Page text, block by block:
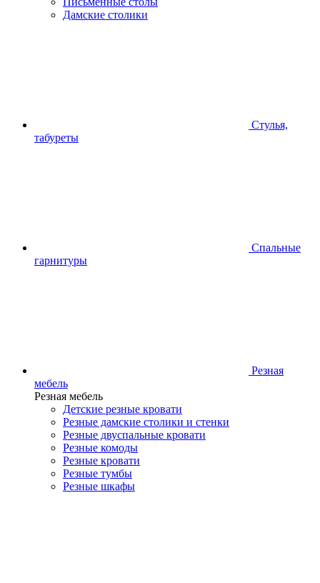
Дамские столики
Стулья,
табуреты
Спальные
гарнитуры
Резная
мебель
Резная мебель
Детские резные кровати
Резные дамские столики и стенки
Резные двуспальные кровати
Резные комоды
Резные кровати
Резные тумбы
Резные шкафы